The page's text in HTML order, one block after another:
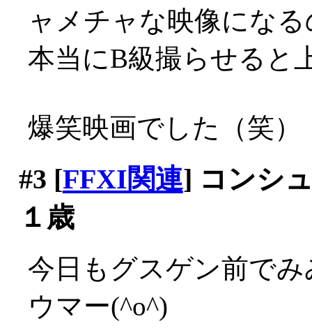
ャメチャな映像にな
本当にB級撮らせると
爆笑映画でした（笑）
#3 [FFXI関連] コンシ
１歳
今日もグスゲン前で
ウマー(^o^)